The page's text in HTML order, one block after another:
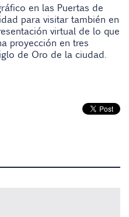
en las Puertas de
para visitar también en
virtual de lo que
proyección en tres
de Oro de la ciudad.